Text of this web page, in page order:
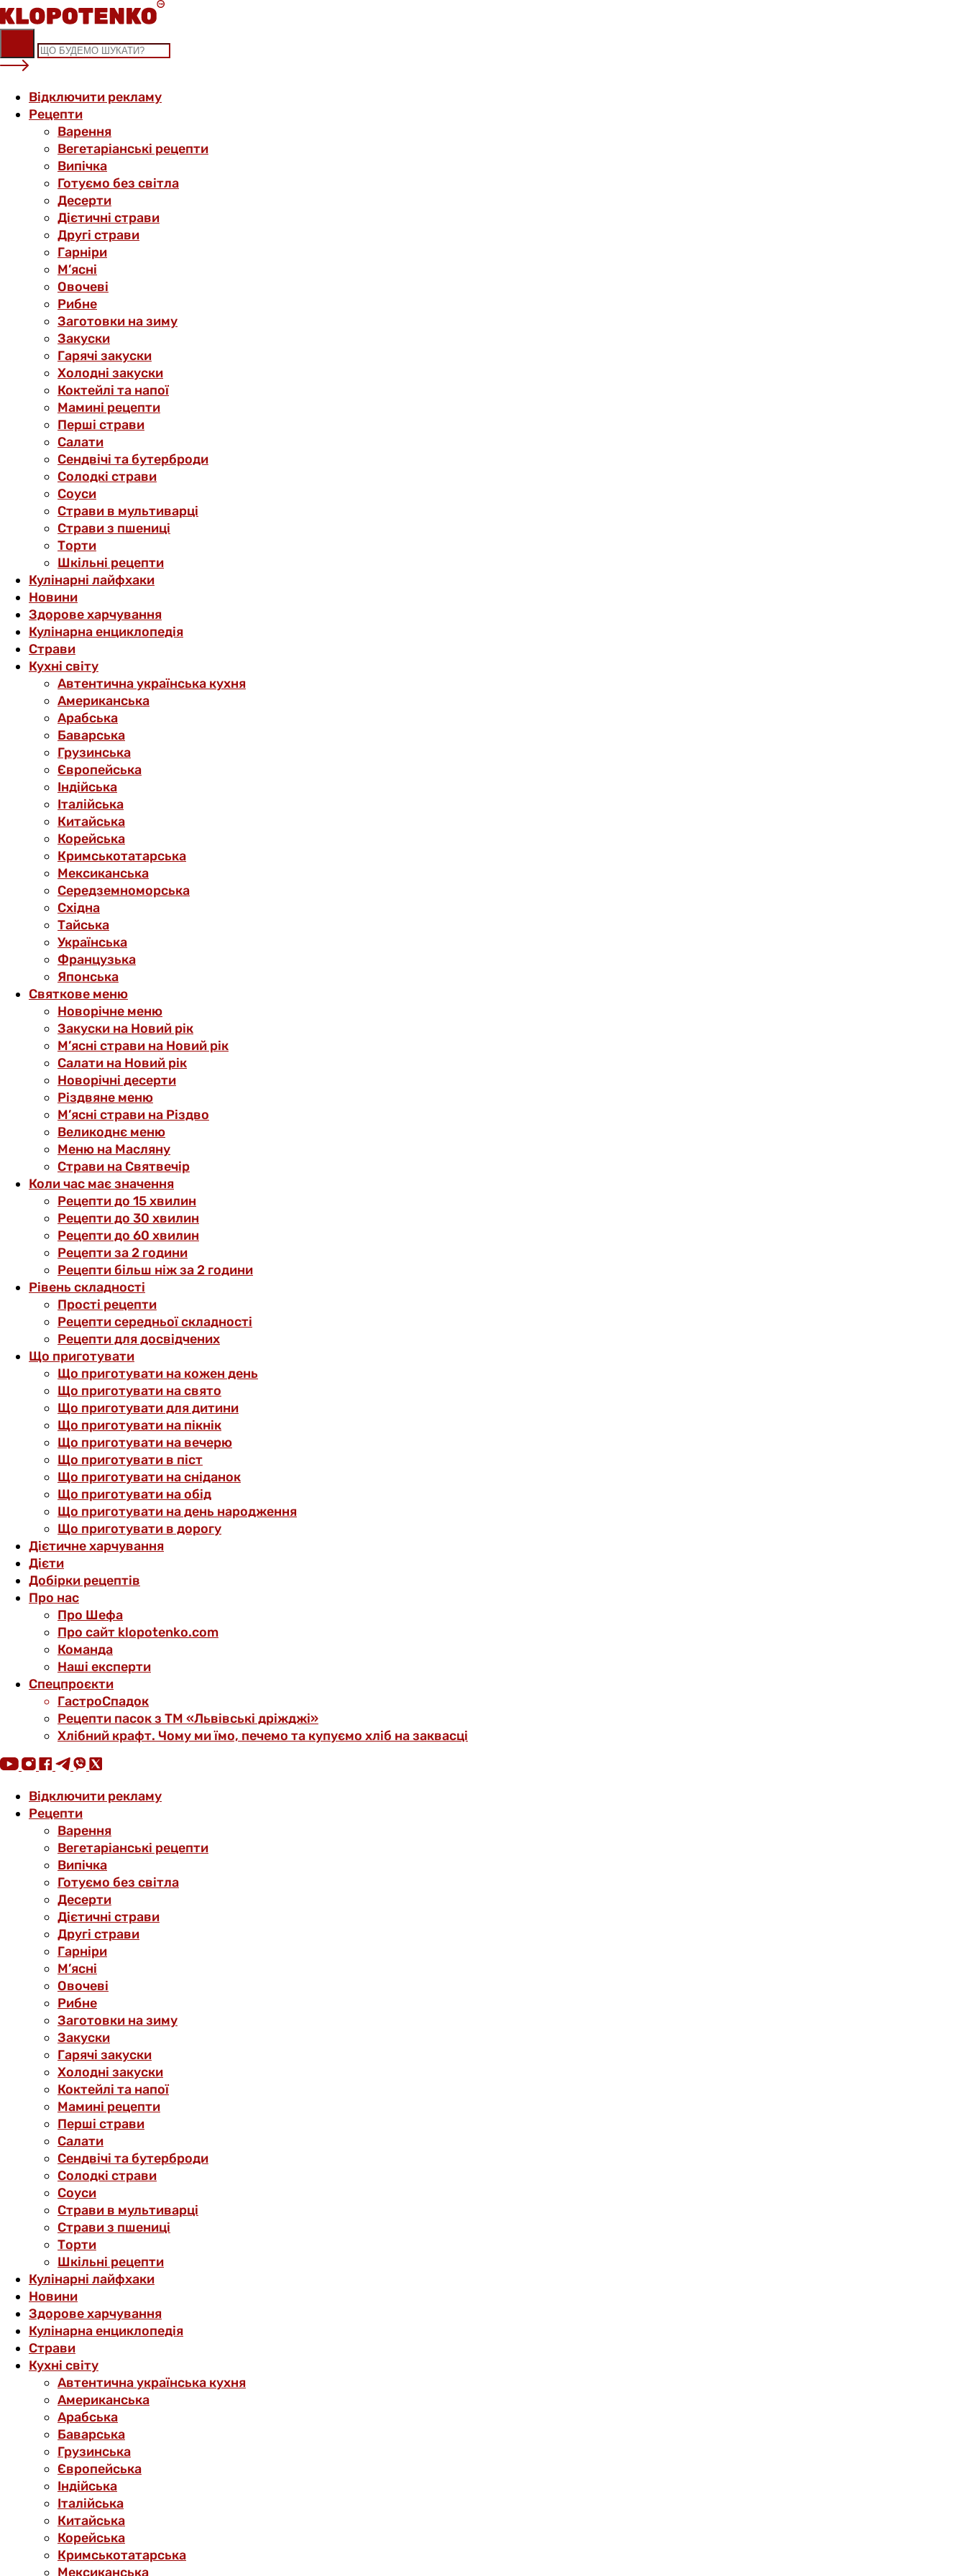
Skip
to
content
Відключити рекламу
Рецепти
Варення
Вегетаріанські рецепти
Випічка
Готуємо без світла
Десерти
Дієтичні страви
Другі страви
Гарніри
М’ясні
Овочеві
Рибне
Заготовки на зиму
Закуски
Гарячі закуски
Холодні закуски
Коктейлі та напої
Мамині рецепти
Перші страви
Салати
Сендвічі та бутерброди
Солодкі страви
Соуси
Страви в мультиварці
Страви з пшениці
Торти
Шкільні рецепти
Кулінарні лайфхаки
Новини
Здорове харчування
Кулінарна енциклопедія
Страви
Кухні світу
Автентична українська кухня
Американська
Арабська
Баварська
Грузинська
Європейська
Індійська
Італійська
Китайська
Корейська
Кримськотатарська
Мексиканська
Середземноморська
Східна
Тайська
Українська
Французька
Японська
Святкове меню
Новорічне меню
Закуски на Новий рік
М’ясні страви на Новий рік
Салати на Новий рік
Новорічні десерти
Різдвяне меню
М’ясні страви на Різдво
Великоднє меню
Меню на Масляну
Страви на Святвечір
Коли час має значення
Рецепти до 15 хвилин
Рецепти до 30 хвилин
Рецепти до 60 хвилин
Рецепти за 2 години
Рецепти більш ніж за 2 години
Рівень складності
Прості рецепти
Рецепти середньої складності
Рецепти для досвідчених
Що приготувати
Що приготувати на кожен день
Що приготувати на свято
Що приготувати для дитини
Що приготувати на пікнік
Що приготувати на вечерю
Що приготувати в піст
Що приготувати на сніданок
Що приготувати на обід
Що приготувати на день народження
Що приготувати в дорогу
Дієтичне харчування
Дієти
Добірки рецептів
Про нас
Про Шефа
Про сайт klopotenko.com
Команда
Наші експерти
Спецпроєкти
ГастроСпадок
Рецепти пасок з ТМ «Львівські дріжджі»
Хлібний крафт. Чому ми їмо, печемо та купуємо хліб на заквасці
Відключити рекламу
Рецепти
Варення
Вегетаріанські рецепти
Випічка
Готуємо без світла
Десерти
Дієтичні страви
Другі страви
Гарніри
М’ясні
Овочеві
Рибне
Заготовки на зиму
Закуски
Гарячі закуски
Холодні закуски
Коктейлі та напої
Мамині рецепти
Перші страви
Салати
Сендвічі та бутерброди
Солодкі страви
Соуси
Страви в мультиварці
Страви з пшениці
Торти
Шкільні рецепти
Кулінарні лайфхаки
Новини
Здорове харчування
Кулінарна енциклопедія
Страви
Кухні світу
Автентична українська кухня
Американська
Арабська
Баварська
Грузинська
Європейська
Індійська
Італійська
Китайська
Корейська
Кримськотатарська
Мексиканська